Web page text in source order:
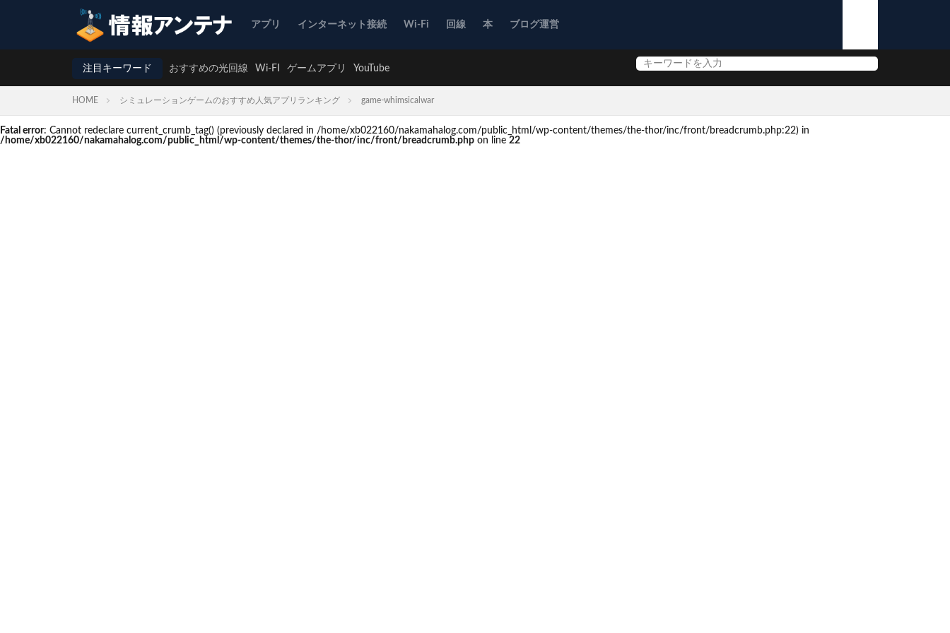
アプリ インターネット接続 Wi-Fi 回線 本 ブログ運営
注目キーワード おすすめの光回線 Wi-FI ゲームアプリ YouTube
HOME シミュレーションゲームのおすすめ人気アプリランキング game-whimsicalwar
Fatal error: Cannot redeclare current_crumb_tag() (previously declared in /home/xb022160/nakamahalog.com/public_html/wp-content/themes/the-thor/inc/front/breadcrumb.php:22) in
/home/xb022160/nakamahalog.com/public_html/wp-content/themes/the-thor/inc/front/breadcrumb.php on line 22